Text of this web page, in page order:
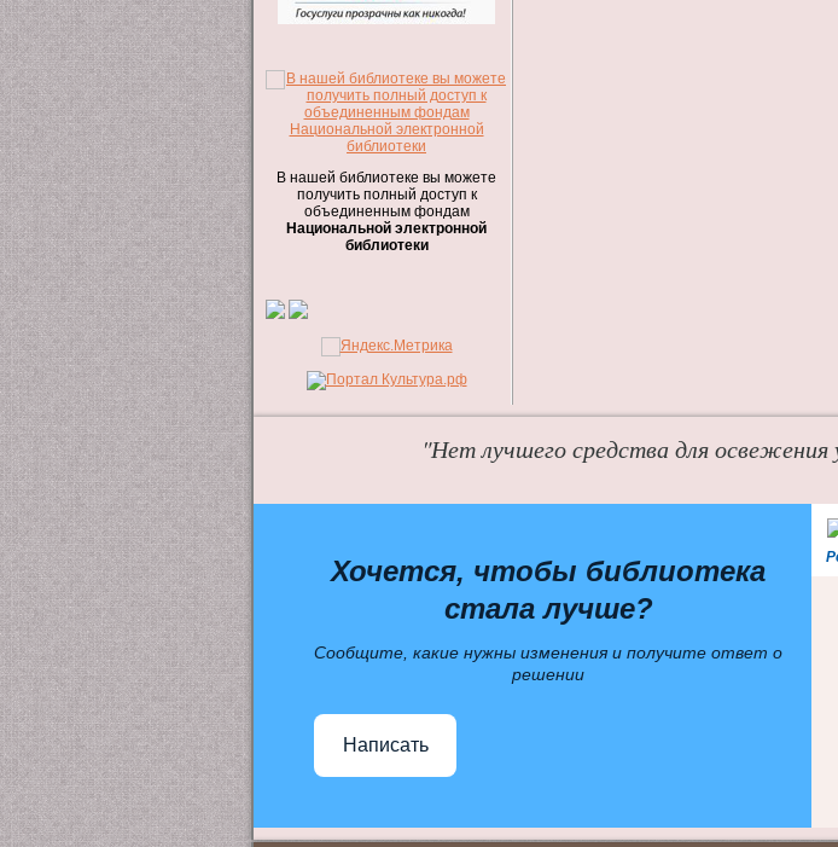
В нашей библиотеке вы можете
получить полный доступ к
объединенным фондам
Национальной электронной
библиотеки
"Нет лучшего средства для освежения
Хочется, чтобы библиотека
стала лучше?
Сообщите, какие нужны изменения и получите ответ о
решении
Написать